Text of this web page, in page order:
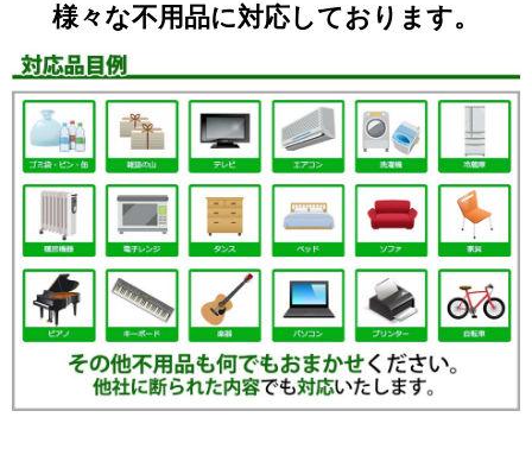
様々な不用品に対応しております。